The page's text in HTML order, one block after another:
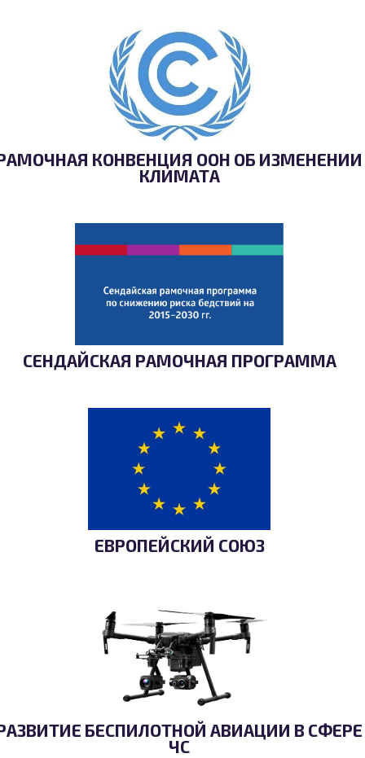
КОНВЕНЦИЯ ООН ОБ ИЗМЕНЕНИИ
КЛИМАТА
СЕНДАЙСКАЯ РАМОЧНАЯ ПРОГРАММА
ЕВРОПЕЙСКИЙ СОЮЗ
БЕСПИЛОТНОЙ АВИАЦИИ В СФЕРЕ
ЧС